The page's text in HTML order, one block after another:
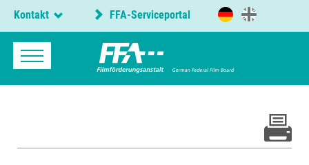
Kontakt FFA-Serviceportal